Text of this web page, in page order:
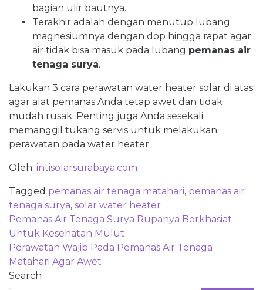
bagian ulir bautnya.
Terakhir adalah dengan menutup lubang
magnesiumnya dengan dop hingga rapat agar
air tidak bisa masuk pada lubang pemanas air
tenaga surya.
Lakukan 3 cara perawatan water heater solar di atas
agar alat pemanas Anda tetap awet dan tidak
mudah rusak. Penting juga Anda sesekali
memanggil tukang servis untuk melakukan
perawatan pada water heater.
Oleh: intisolarsurabaya.com
Tagged pemanas air tenaga matahari, pemanas air
tenaga surya, solar water heater
Post
navigation
Pemanas Air Tenaga Surya Rupanya Berkhasiat
Untuk Kesehatan Mulut
Perawatan Wajib Pada Pemanas Air Tenaga
Matahari Agar Awet
Search